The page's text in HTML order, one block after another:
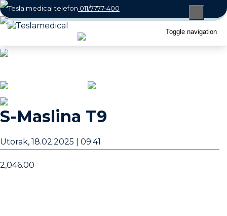
011/7777-400
Toggle navigation
S-Maslina T9
Utorak, 18.02.2025 | 09:41
2,046.00